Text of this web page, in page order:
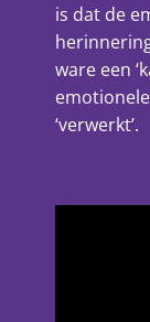
is dat de
ware een
‘verwerkt’.